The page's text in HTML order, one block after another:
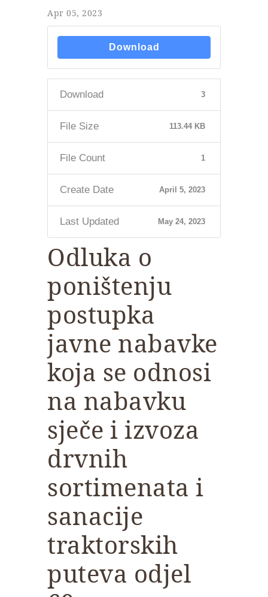
Apr 05, 2023
Download
Download 3
File Size 113.44 KB
File Count 1
Create Date April 5, 2023
Last Updated May 24, 2023
Odluka o
poništenju
postupka
javne nabavke
koja se odnosi
na nabavku
sječe i izvoza
drvnih
sortimenata i
sanacije
traktorskih
puteva odjel